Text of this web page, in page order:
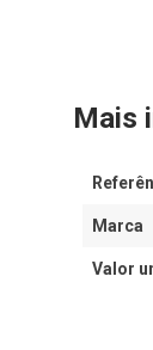
Mais
Marca
Valor